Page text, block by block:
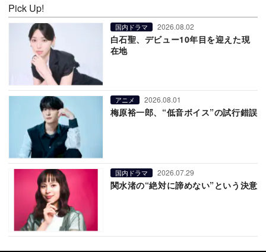
Pick Up!
国内ドラマ 2026.08.02
白石聖、デビュー10年目を迎えた現
在地
アニメ 2026.08.01
梅原裕一郎、“低音ボイス”の試行錯誤
国内ドラマ 2026.07.29
関水渚の“絶対に諦めない”という決意